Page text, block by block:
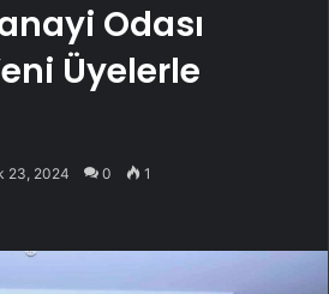
Odası
Üyelerle
23, 2024 0 1